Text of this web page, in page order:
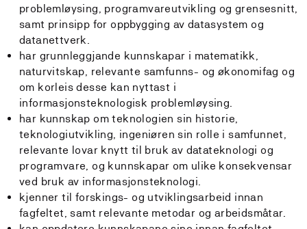
problemløysing, programvareutvikling og grensesnitt,
samt prinsipp for oppbygging av datasystem og
datanettverk.
har grunnleggjande kunnskapar i matematikk,
naturvitskap, relevante samfunns- og økonomifag og
om korleis desse kan nyttast i
informasjonsteknologisk problemløysing.
har kunnskap om teknologien sin historie,
teknologiutvikling, ingeniøren sin rolle i samfunnet,
relevante lovar knytt til bruk av datateknologi og
programvare, og kunnskapar om ulike konsekvensar
ved bruk av informasjonsteknologi.
kjenner til forskings- og utviklingsarbeid innan
fagfeltet, samt relevante metodar og arbeidsmåtar.